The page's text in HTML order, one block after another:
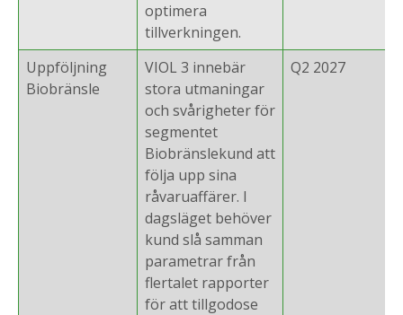
optimera
tillverkningen.
Uppföljning
Biobränsle
VIOL 3 innebär
stora utmaningar
och svårigheter för
segmentet
Biobränslekund att
följa upp sina
råvaruaffärer. I
dagsläget behöver
kund slå samman
parametrar från
flertalet rapporter
för att tillgodose
Q2 2027